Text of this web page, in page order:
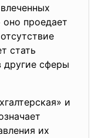
проедает
стать
другие сферы
и
их